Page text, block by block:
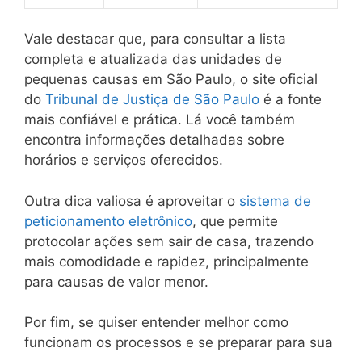
Vale destacar que, para consultar a lista
completa e atualizada das unidades de
pequenas causas em São Paulo, o site oficial
do Tribunal de Justiça de São Paulo é a fonte
mais confiável e prática. Lá você também
encontra informações detalhadas sobre
horários e serviços oferecidos.
Outra dica valiosa é aproveitar o sistema de
peticionamento eletrônico, que permite
protocolar ações sem sair de casa, trazendo
mais comodidade e rapidez, principalmente
para causas de valor menor.
Por fim, se quiser entender melhor como
funcionam os processos e se preparar para sua